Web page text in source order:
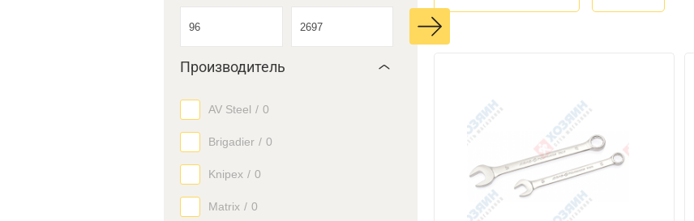
Производитель
AV Steel / 0
Brigadier / 0
Knipex / 0
Matrix / 0